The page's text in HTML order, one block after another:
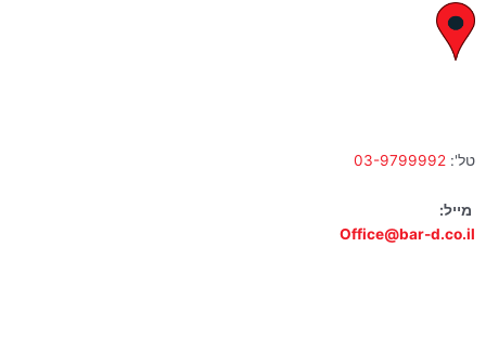
טל': 03-9799992
מייל:
Office@bar-d.co.il